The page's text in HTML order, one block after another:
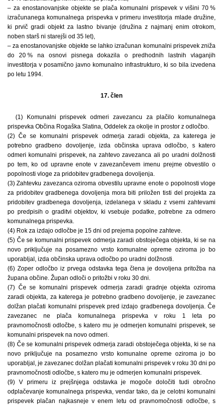
– za enostanovanjske objekte se plača komunalni prispevek v višini 70 %
izračunanega komunalnega prispevka v primeru investitorja mlade družine,
ki prvič gradi objekt za lastno bivanje (družina z najmanj enim otrokom,
noben starš ni starejši od 35 let),
– za enostanovanjske objekte se lahko izračunan komunalni prispevek zniža
do 20 % na osnovi pisnega dokazila o predhodnih lastnih vlaganjih
investitorja v posamično javno komunalno infrastrukturo, ki so bila izvedena
po letu 1994.
17. člen
(1) Komunalni prispevek odmeri zavezancu za plačilo komunalnega
prispevka Občina Rogaška Slatina, Oddelek za okolje in prostor z odločbo.
(2) Če se komunalni prispevek odmerja zaradi objekta, za katerega je
potrebno gradbeno dovoljenje, izda občinska uprava odločbo, s katero
odmeri komunalni prispevek, na zahtevo zavezanca ali po uradni dolžnosti
po tem, ko od upravne enote v zavezančevem imenu prejme obvestilo o
popolnosti vloge za pridobitev gradbenega dovoljenja.
(3) Zahtevku zavezanca oziroma obvestilu upravne enote o popolnosti vloge
za pridobitev gradbenega dovoljenja mora biti priložen tisti del projekta za
pridobitev gradbenega dovoljenja, izdelanega v skladu z vsemi zahtevami
po predpisih o graditvi objektov, ki vsebuje podatke, potrebne za odmero
komunalnega prispevka.
(4) Rok za izdajo odločbe je 15 dni od prejema popolne zahteve.
(5) Če se komunalni prispevek odmerja zaradi obstoječega objekta, ki se na
novo priključuje na posamezno vrsto komunalne opreme oziroma jo bo
uporabljal, izda občinska uprava odločbo po uradni dolžnosti.
(6) Zoper odločbo iz prvega odstavka tega člena je dovoljena pritožba na
župana občine. Župan odloči o pritožbi v roku 30 dni.
(7) Če se komunalni prispevek odmerja zaradi gradnje objekta oziroma
zaradi objekta, za katerega je potrebno gradbeno dovoljenje, je zavezanec
dolžan plačati komunalni prispevek pred izdajo gradbenega dovoljenja. Če
zavezanec ne plača komunalnega prispevka v roku 1 leta po
pravnomočnosti odločbe, s katero mu je odmerjen komunalni prispevek, se
komunalni prispevek na novo odmeri.
(8) Če se komunalni prispevek odmerja zaradi obstoječega objekta, ki se na
novo priključuje na posamezno vrsto komunalne opreme oziroma jo bo
uporabljal, je zavezanec dolžan plačati komunalni prispevek v roku 30 dni po
pravnomočnosti odločbe, s katero mu je odmerjen komunalni prispevek.
(9) V primeru iz prejšnjega odstavka je mogoče določiti tudi obročno
odplačevanje komunalnega prispevka, vendar tako, da je celotni komunalni
prispevek plačan najkasneje v enem letu od pravnomočnosti odločbe, s